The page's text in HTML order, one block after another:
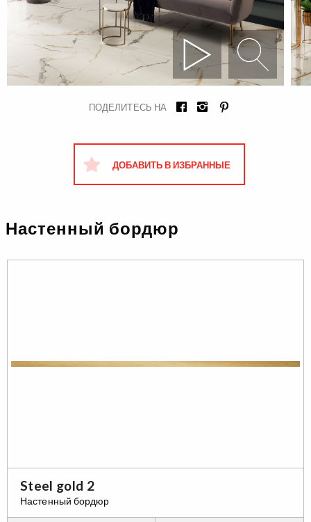
ПОДЕЛИТЕСЬ НА
ДОБАВИТЬ В ИЗБРАННЫЕ
Настенный бордюр
Steel gold 2
Настенный бордюр